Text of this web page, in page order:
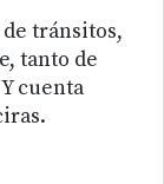
tránsitos,
tanto de
cuenta